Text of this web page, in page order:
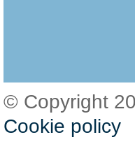
© Copyright
Cookie policy